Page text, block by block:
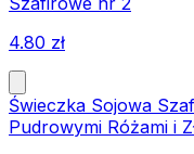
4.80 zł
Świeczka Sojowa
Pudrowymi Różami i